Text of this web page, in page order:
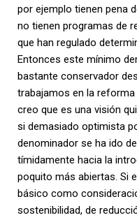
por ejemplo tienen pena
no tienen programas de
que han regulado
Entonces este mínimo
bastante conservador
trabajamos en la
creo que es una visión
si demasiado optimista
denominador se ha ido
tímidamente hacia la
poquito más abiertas. Si
básico como
sostenibilidad, de